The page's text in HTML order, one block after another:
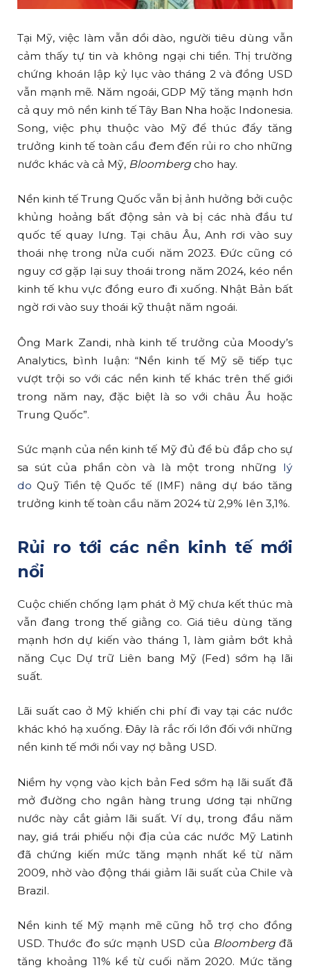
Tại Mỹ, việc làm vẫn dồi dào, người tiêu dùng vẫn
cảm thấy tự tin và không ngại chi tiền. Thị trường
chứng khoán lập kỷ lục vào tháng 2 và đồng USD
vẫn mạnh mẽ. Năm ngoái, GDP Mỹ tăng mạnh hơn
cả quy mô nền kinh tế Tây Ban Nha hoặc Indonesia.
Song, việc phụ thuộc vào Mỹ để thúc đẩy tăng
trưởng kinh tế toàn cầu đem đến rủi ro cho những
nước khác và cả Mỹ, Bloomberg cho hay.
Nền kinh tế Trung Quốc vẫn bị ảnh hưởng bởi cuộc
khủng hoảng bất động sản và bị các nhà đầu tư
quốc tế quay lưng. Tại châu Âu, Anh rơi vào suy
thoái nhẹ trong nửa cuối năm 2023. Đức cũng có
nguy cơ gặp lại suy thoái trong năm 2024, kéo nền
kinh tế khu vực đồng euro đi xuống. Nhật Bản bất
ngờ rơi vào suy thoái kỹ thuật năm ngoái.
Ông Mark Zandi, nhà kinh tế trưởng của Moody’s
Analytics, bình luận: “Nền kinh tế Mỹ sẽ tiếp tục
vượt trội so với các nền kinh tế khác trên thế giới
trong năm nay, đặc biệt là so với châu Âu hoặc
Trung Quốc”.
Sức mạnh của nền kinh tế Mỹ đủ để bù đắp cho sự
sa sút của phần còn và là một trong những lý
doQuỹ Tiền tệ Quốc tế (IMF) nâng dự báo tăng
trưởng kinh tế toàn cầu năm 2024 từ 2,9% lên 3,1%.
Rủi ro tới các nền kinh tế mới
nổi
Cuộc chiến chống lạm phát ở Mỹ chưa kết thúc mà
vẫn đang trong thế giằng co. Giá tiêu dùng tăng
mạnh hơn dự kiến vào tháng 1, làm giảm bớt khả
năng Cục Dự trữ Liên bang Mỹ (Fed) sớm hạ lãi
suất.
Lãi suất cao ở Mỹ khiến chi phí đi vay tại các nước
khác khó hạ xuống. Đây là rắc rối lớn đối với những
nền kinh tế mới nổi vay nợ bằng USD.
Niềm hy vọng vào kịch bản Fed sớm hạ lãi suất đã
mở đường cho ngân hàng trung ương tại những
nước này cắt giảm lãi suất. Ví dụ, trong đầu năm
nay, giá trái phiếu nội địa của các nước Mỹ Latinh
đã chứng kiến mức tăng mạnh nhất kể từ năm
2009, nhờ vào động thái giảm lãi suất của Chile và
Brazil.
Nền kinh tế Mỹ mạnh mẽ cũng hỗ trợ cho đồng
USD. Thước đo sức mạnh USD của Bloomberg đã
tăng khoảng 11% kể từ cuối năm 2020. Mức tăng